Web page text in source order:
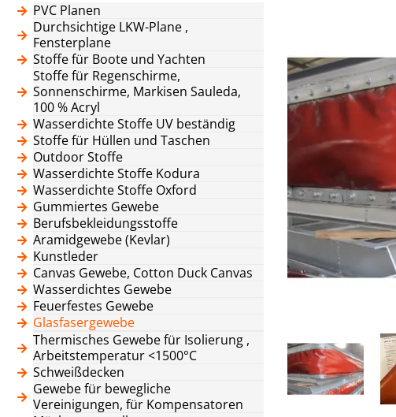
PVC Planen
Durchsichtige LKW-Plane ,
Fensterplane
Stoffe für Boote und Yachten
Stoffe für Regenschirme,
Sonnenschirme, Markisen Sauleda,
100 % Acryl
Wasserdichte Stoffe UV beständig
Stoffe für Hüllen und Taschen
Outdoor Stoffe
Wasserdichte Stoffe Kodura
Wasserdichte Stoffe Oxford
Gummiertes Gewebe
Berufsbekleidungsstoffe
Aramidgewebe (Kevlar)
Kunstleder
Canvas Gewebe, Cotton Duck Canvas
Wasserdichtes Gewebe
Feuerfestes Gewebe
Glasfasergewebe
Thermisches Gewebe für Isolierung ,
Arbeitstemperatur <1500°C
Schweißdecken
Gewebe für bewegliche
Vereinigungen, für Kompensatoren